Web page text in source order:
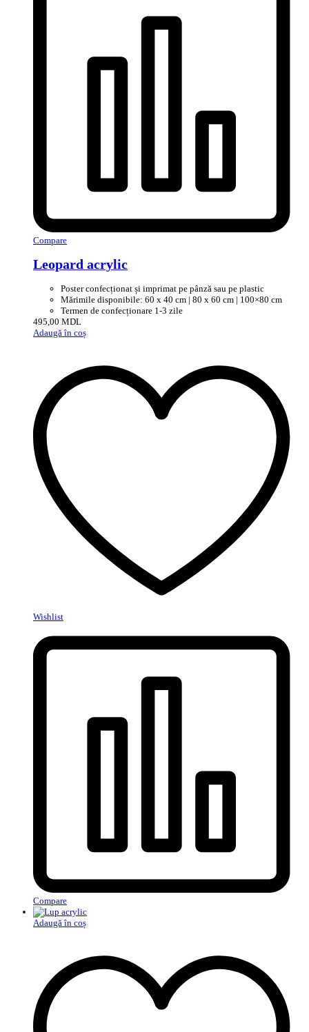
Compare
Leopard acrylic
Poster confecționat și imprimat pe pânză sau pe plastic
Mărimile disponibile: 60 x 40 cm | 80 x 60 cm | 100×80 cm
Termen de confecționare 1-3 zile
495,00 MDL
Adaugă în coș
Wishlist
Compare
Adaugă în coș